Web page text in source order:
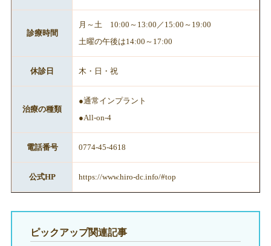
診療時間
月～土 10:00～13:00／15:00～19:00
土曜の午後は14:00～17:00
休診日 木・日・祝
治療の種類
●通常インプラント
●All-on-4
電話番号 0774-45-4618
公式HP https://www.hiro-dc.info/#top
ピックアップ関連記事